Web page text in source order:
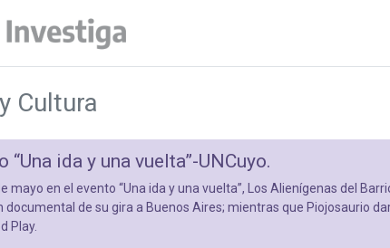
Cultura
“Una ida y una vuelta”-UNCuyo.
mayo en el evento “Una ida y una vuelta”, Los Alienígenas del
de su gira a Buenos Aires; mientras que Piojosaurio
Play.